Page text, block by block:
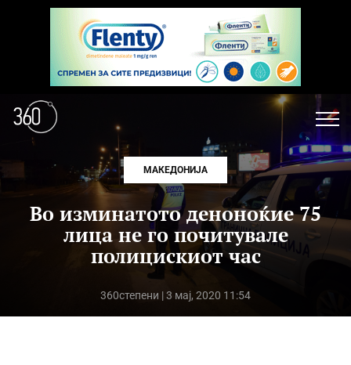
МАКЕДОНИЈА
Во изминатото деноноќие 75
лица не го почитувале
полицискиот час
360степени | 3 мај, 2020 11:54